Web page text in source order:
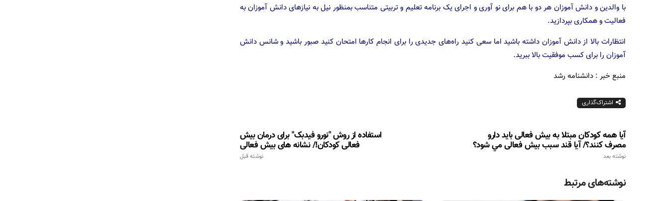
با والدین و دانش آموزان هر دو با هم برای نو آوری و اجرای یک برنامه تعلیم و تربیتی متناسب بمنظور نیل به نیازهای دانش آموزان به
فعالیت و همکاری بپردازید.
انتظارات بالا از دانش آموزان داشته باشید اما سعی کنید راه‌های جدیدی را برای انجام کارها امتحان کنید صبور باشید و شانس دانش
آموزان را برای کسب موفقیت بالا ببرید.
منبع خبر : دانشنامه رشد
اشتراک‌گذاری
استفاده از روش "نورو فیدبک" برای درمان بیش
فعالی کودکان!/ نشانه های بیش فعالی
نوشته قبل
آيا همه كودكان مبتلا به بیش فعالی بايد دارو
مصرف کنند؟/ آيا قند سبب بيش فعالی مي شود؟
نوشته بعد
نوشته‌های مرتبط